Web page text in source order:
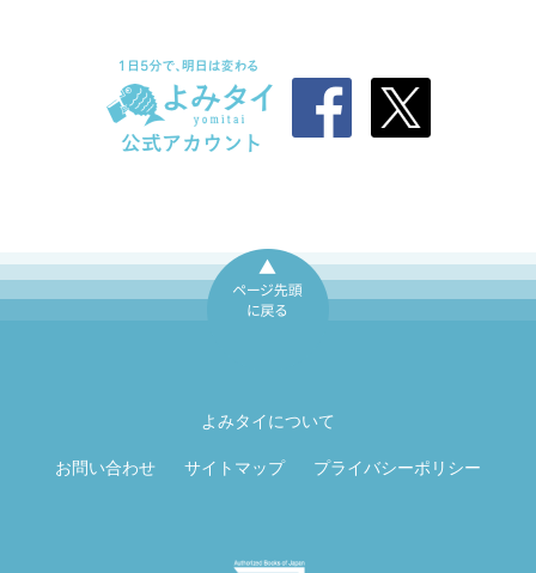
よみタイについて
お問い合わせ サイトマップ プライバシーポリシー